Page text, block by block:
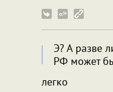
Э? А разве
РФ может
легко